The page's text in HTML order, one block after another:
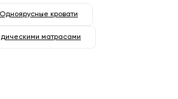
Одноярусные кровати
матрасами